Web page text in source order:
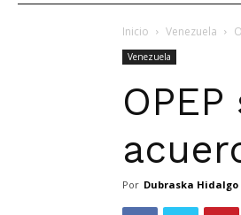
Inicio Venezuela
Venezuela
Por Dubraska Hidalgo